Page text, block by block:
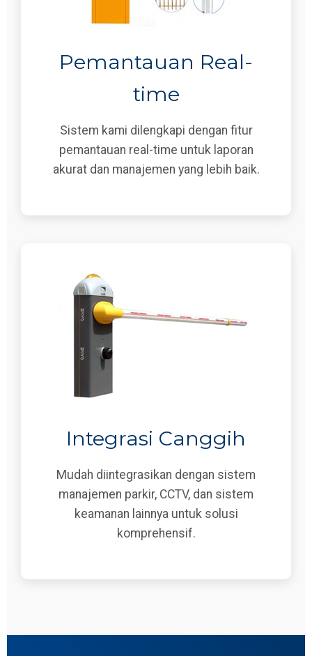
Pemantauan Real-
time
Sistem kami dilengkapi dengan fitur
pemantauan real-time untuk laporan
akurat dan manajemen yang lebih baik.
Integrasi Canggih
Mudah diintegrasikan dengan sistem
manajemen parkir, CCTV, dan sistem
keamanan lainnya untuk solusi
komprehensif.